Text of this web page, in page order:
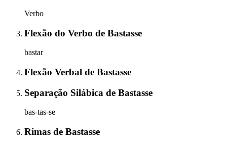
Verbo
Flexão do Verbo de Bastasse
bastar
Flexão Verbal de Bastasse
Separação Silábica de Bastasse
bas-tas-se
Rimas de Bastasse